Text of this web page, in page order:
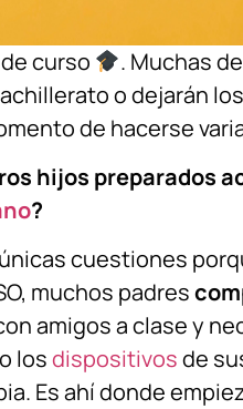
curso
. Muchas
o dejarán
de hacerse
hijos preparados
?
cuestiones
muchos padres
amigos a clase y
losdispositivosde
Es ahí donde